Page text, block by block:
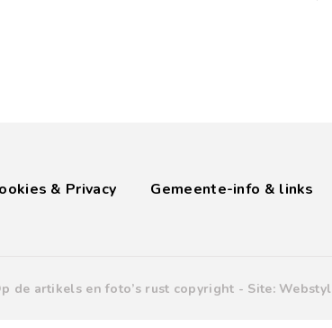
& Privacy Gemeente-info & links
de artikels en foto’s rust copyright - Site: